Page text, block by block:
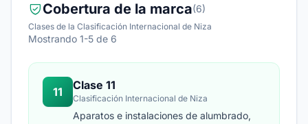
Cobertura de la marca(6)
Clases de la Clasificación Internacional de Niza
Mostrando 1-5 de 6
11 Clase 11
Clasificación Internacional de Niza
Aparatos e instalaciones de alumbrado,